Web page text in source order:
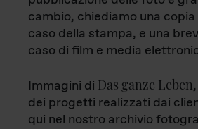
cambio, chiediamo una
caso della stampa, e una
caso di film e media
Immagini di Das ganze Leben
dei progetti realizzati dai
qui nel nostro archivio